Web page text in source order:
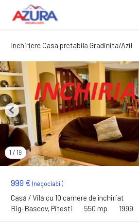
Inchiriere Casa pretabila Gradinita/Azil
999 € (negociabil)
Casă / Vilă cu 10 camere de închiriat
Big-Bascov, Pitesti
550 mp 1999
1 / 19
Previous